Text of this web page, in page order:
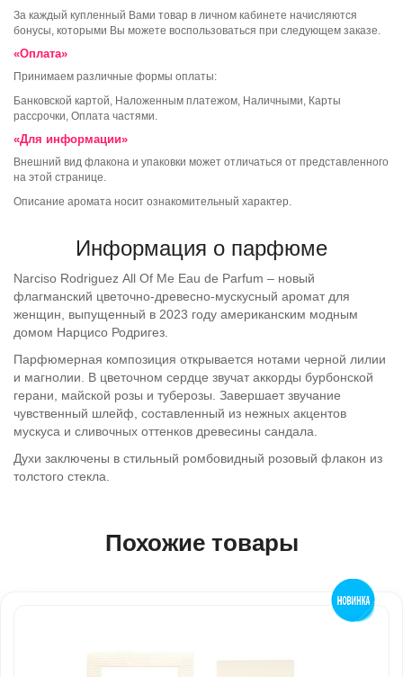
За каждый купленный Вами товар в личном кабинете начисляются
бонусы, которыми Вы можете воспользоваться при следующем заказе.
«Оплата»
Принимаем различные формы оплаты:
Банковской картой, Наложенным платежом, Наличными, Карты
рассрочки, Оплата частями.
«Для информации»
Внешний вид флакона и упаковки может отличаться от представленного
на этой странице.
Описание аромата носит ознакомительный характер.
Информация о парфюме
Narciso Rodriguez All Of Me Eau de Parfum – новый
флагманский цветочно-древесно-мускусный аромат для
женщин, выпущенный в 2023 году американским модным
домом Нарцисо Родригез.
Парфюмерная композиция открывается нотами черной лилии
и магнолии. В цветочном сердце звучат аккорды бурбонской
герани, майской розы и туберозы. Завершает звучание
чувственный шлейф, составленный из нежных акцентов
мускуса и сливочных оттенков древесины сандала.
Духи заключены в стильный ромбовидный розовый флакон из
толстого стекла.
Похожие товары